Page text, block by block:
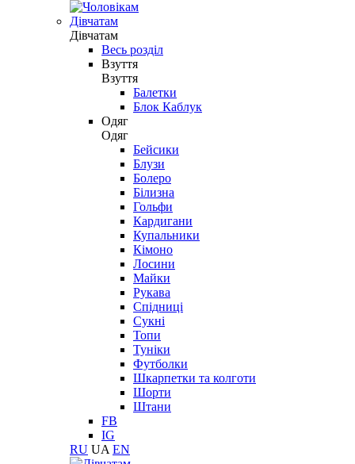
Дівчатам
Дівчатам
Весь розділ
Взуття
Взуття
Балетки
Блок Каблук
Одяг
Одяг
Бейсики
Блузи
Болеро
Білизна
Гольфи
Кардигани
Купальники
Кімоно
Лосини
Майки
Рукава
Спідниці
Сукні
Топи
Туніки
Футболки
Шкарпетки та колготи
Шорти
Штани
FB
IG
RU UA EN